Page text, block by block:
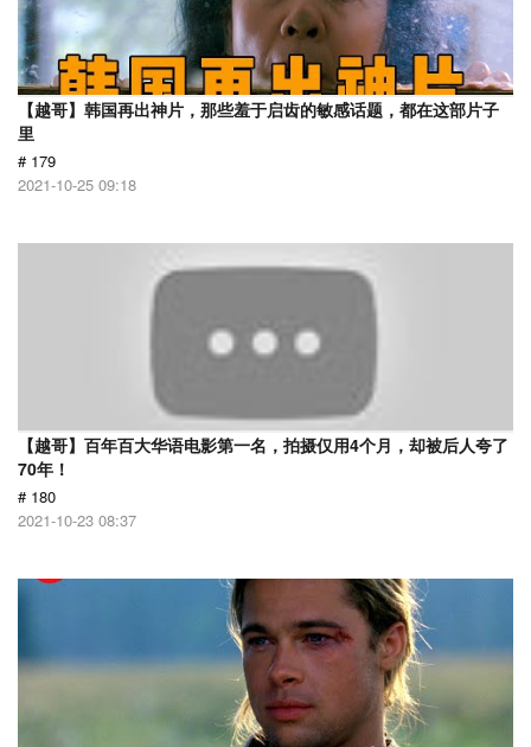
【越哥】韩国再出神片，那些羞于启齿的敏感话题，都在这部片子
里
# 179
2021-10-25 09:18
【越哥】百年百大华语电影第一名，拍摄仅用4个月，却被后人夸了
70年！
# 180
2021-10-23 08:37